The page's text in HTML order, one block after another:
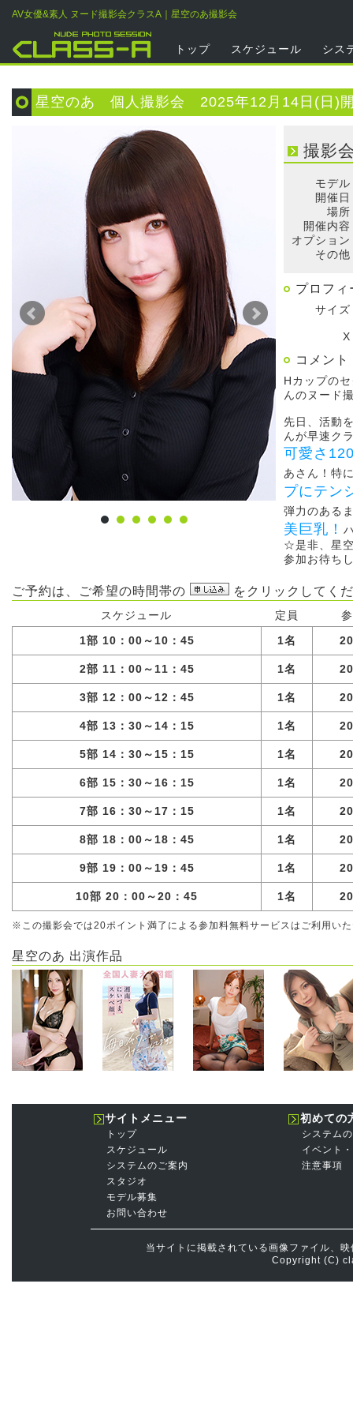
AV女優&素人 ヌード撮影会クラスA｜星空のあ撮影会
トップ スケジュール シス
星空のあ 個人撮影会 2025年12月14日(日)
撮影
モデル
開催
場所
開催内容
オプション
その他
プロフィ
サイズ
X
コメント
Hカップの
んのヌード
先日、活動
んが早速ク
可愛さ
あさん！特
プにテン
弾力のある
美巨乳！
☆是非、星
参加お待ち
ご予約は、ご希望の時間帯の をクリックしてく
スケジュール 定員
1部 10：00～10：45
1名
2部 11：00～11：45 1名
3部 12：00～12：45 1名
4部 13：30～14：15 1名
5部 14：30～15：15 1名
6部 15：30～16：15 1名
7部 16：30～17：15 1名
8部 18：00～18：45 1名
9部 19：00～19：45 1名
10部 20：00～20：45 1名
※この撮影会では20ポイント満了による参加料無料サービスはご利用い
星空のあ 出演作品
サイトメニュー
トップ
スケジュール
システムのご案内
スタジオ
モデル募集
お問い合わせ
初めての
システム
イベント
注意事項
当サイトに掲載されている画像ファイル、
Copyright (C)